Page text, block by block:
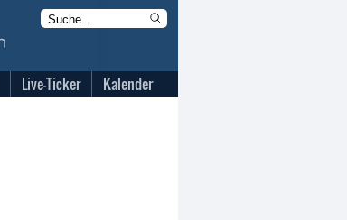
Live-Ticker Kalender